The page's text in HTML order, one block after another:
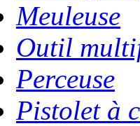
Meuleuse
Outil
Perceuse
Pistolet à